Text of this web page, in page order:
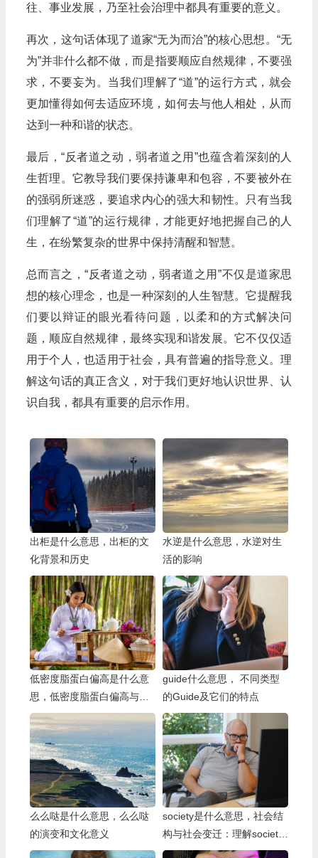
往、事业发展，乃至社会治理中都具有重要的意义。
再次，这句话体现了道家“无为而治”的核心思想。“无
为”并非什么都不做，而是指要顺应自然规律，不要强
求，不要妄为。当我们理解了“道”的运行方式，就会
更加懂得如何去适应环境，如何去与他人相处，从而
达到一种和谐的状态。
最后，“反者道之动，弱者道之用”也蕴含着深刻的人
生哲理。它教导我们要保持谦卑和包容，不要被外在
的强弱所迷惑，要追求内心的强大和韧性。只有当我
们理解了“道”的运行规律，才能更好地把握自己的人
生，在纷繁复杂的世界中保持清醒和智慧。
总而言之，“反者道之动，弱者道之用”不仅是道家思
想的核心理念，也是一种深刻的人生智慧。它提醒我
们要以辩证的眼光看待问题，以柔和的方式解决问
题，顺应自然规律，最终实现和谐发展。它不仅仅适
用于个人，也适用于社会，具有普遍的指导意义。理
解这句话的真正含义，对于我们更好地认识世界、认
识自我，都具有重要的启示作用。
出柜是什么意思，出柜的文
化背景和历史
水逆是什么意思，水逆对生
活的影响
低密度脂蛋白偏高是什么意
思，低密度脂蛋白偏高与其
他血脂指标的关系
guide什么意思， 不同类型
的Guide及它们的特点
么么哒是什么意思，么么哒
的演变和文化意义
society是什么意思，社会结
构与社会变迁：理解society
的动态性